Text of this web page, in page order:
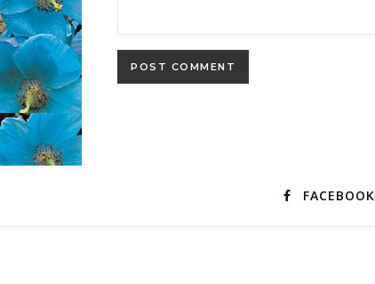
FACEBOOK